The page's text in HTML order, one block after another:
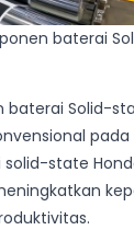
baterai
baterai Solid-
solid-state